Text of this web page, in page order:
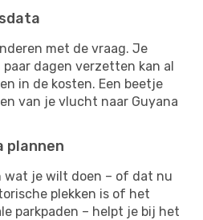
met de vraag. Je
dagen verzetten kan al
in de kosten. Een beetje
van je vlucht naar Guyana
plannen
wat je wilt doen – of dat nu
plekken is of het
parkpaden – helpt je bij het